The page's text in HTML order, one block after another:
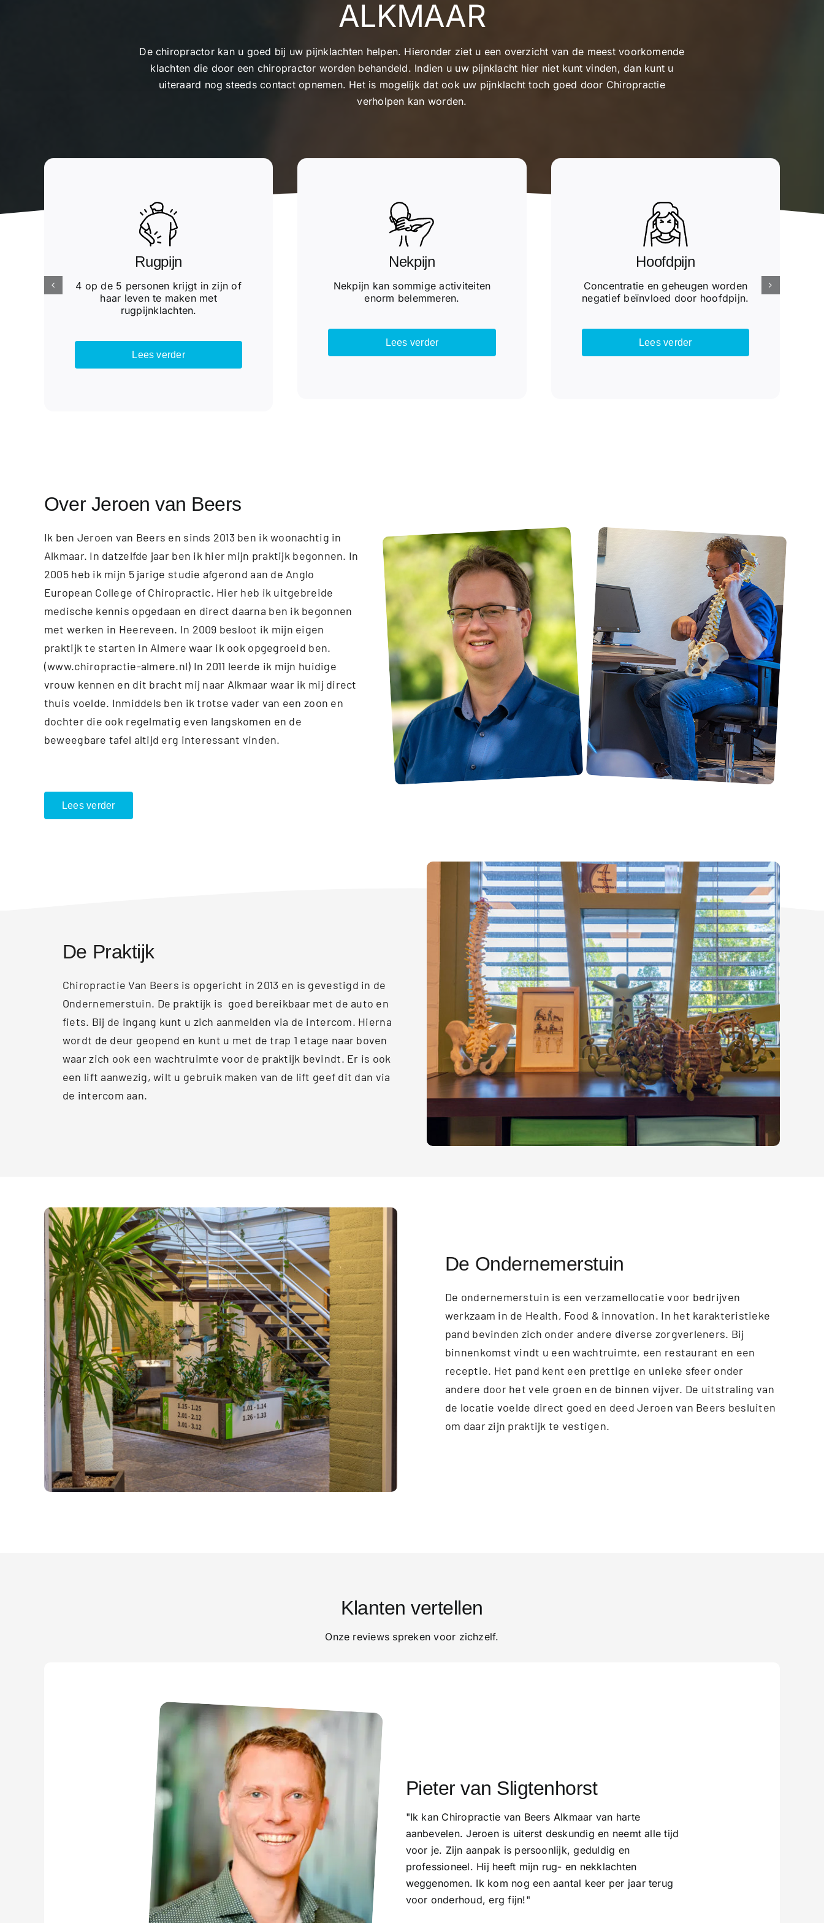
ALKMAAR
De chiropractor kan u goed bij uw pijnklachten helpen. Hieronder ziet u een overzicht van de meest voorkomende
klachten die door een chiropractor worden behandeld. Indien u uw pijnklacht hier niet kunt vinden, dan kunt u
uiteraard nog steeds contact opnemen. Het is mogelijk dat ook uw pijnklacht toch goed door Chiropractie
verholpen kan worden.
Rugpijn
4 op de 5 personen krijgt in zijn of
haar leven te maken met
rugpijnklachten.
Lees verder
Nekpijn
Nekpijn kan sommige activiteiten
enorm belemmeren.
Lees verder
Hoofdpijn
Concentratie en geheugen worden
negatief beïnvloed door hoofdpijn.
Lees verder
Over Jeroen van Beers
Ik ben Jeroen van Beers en sinds 2013 ben ik woonachtig in
Alkmaar. In datzelfde jaar ben ik hier mijn praktijk begonnen. In
2005 heb ik mijn 5 jarige studie afgerond aan de Anglo
European College of Chiropractic. Hier heb ik uitgebreide
medische kennis opgedaan en direct daarna ben ik begonnen
met werken in Heereveen. In 2009 besloot ik mijn eigen
praktijk te starten in Almere waar ik ook opgegroeid ben.
(www.chiropractie-almere.nl) In 2011 leerde ik mijn huidige
vrouw kennen en dit bracht mij naar Alkmaar waar ik mij direct
thuis voelde. Inmiddels ben ik trotse vader van een zoon en
dochter die ook regelmatig even langskomen en de
beweegbare tafel altijd erg interessant vinden.
Lees verder
De Praktijk
Chiropractie Van Beers is opgericht in 2013 en is gevestigd in de
Ondernemerstuin. De praktijk is goed bereikbaar met de auto en
fiets. Bij de ingang kunt u zich aanmelden via de intercom. Hierna
wordt de deur geopend en kunt u met de trap 1 etage naar boven
waar zich ook een wachtruimte voor de praktijk bevindt. Er is ook
een lift aanwezig, wilt u gebruik maken van de lift geef dit dan via
de intercom aan.
De Ondernemerstuin
De ondernemerstuin is een verzamellocatie voor bedrijven
werkzaam in de Health, Food & innovation. In het karakteristieke
pand bevinden zich onder andere diverse zorgverleners. Bij
binnenkomst vindt u een wachtruimte, een restaurant en een
receptie. Het pand kent een prettige en unieke sfeer onder
andere door het vele groen en de binnen vijver. De uitstraling van
de locatie voelde direct goed en deed Jeroen van Beers besluiten
om daar zijn praktijk te vestigen.
Klanten vertellen
Onze reviews spreken voor zichzelf.
Dinah Erdmann
raadplegen over een vernauwde nek. Ik kreeg heel snel
een afspraak en de behandeling was geweldig - ik was
de volgende dag symptoomvrij. Meneer van Beers is erg
vriendelijk en meegaand. De communicatie in het Engels
was geen probleem. Een Duitssprekende collega van
hem bood zelfs aan om te tolken."